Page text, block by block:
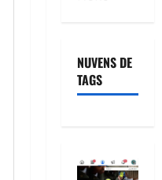
NUVENS DE
TAGS